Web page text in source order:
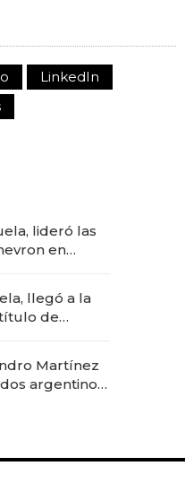
LinkedIn
lideró las
en
llegó a la
de
Martínez
argentinos